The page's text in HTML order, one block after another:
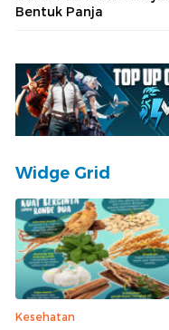
Bentuk Panja
Widge Grid
Kesehatan